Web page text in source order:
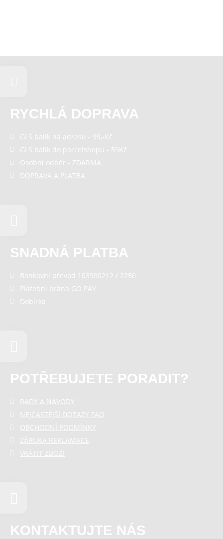
RYCHLÁ DOPRAVA
GLS balík na adresu - 99,-Kč
GLS balík do parcelshopu - 59Kč
Osobní odběr - ZDARMA
DOPRAVA A PLATBA
SNADNÁ PLATBA
Bankovní převod 103900212 / 2250
Platební brána GO PAY
Dobírka
POTŘEBUJETE PORADIT?
RADY A NÁVODY
NEJČASTĚJŠÍ DOTAZY FAQ
OBCHODNÍ PODMÍNKY
ZÁRUKA REKLAMACE
VRÁTIT ZBOŽÍ
KONTAKTUJTE NÁS